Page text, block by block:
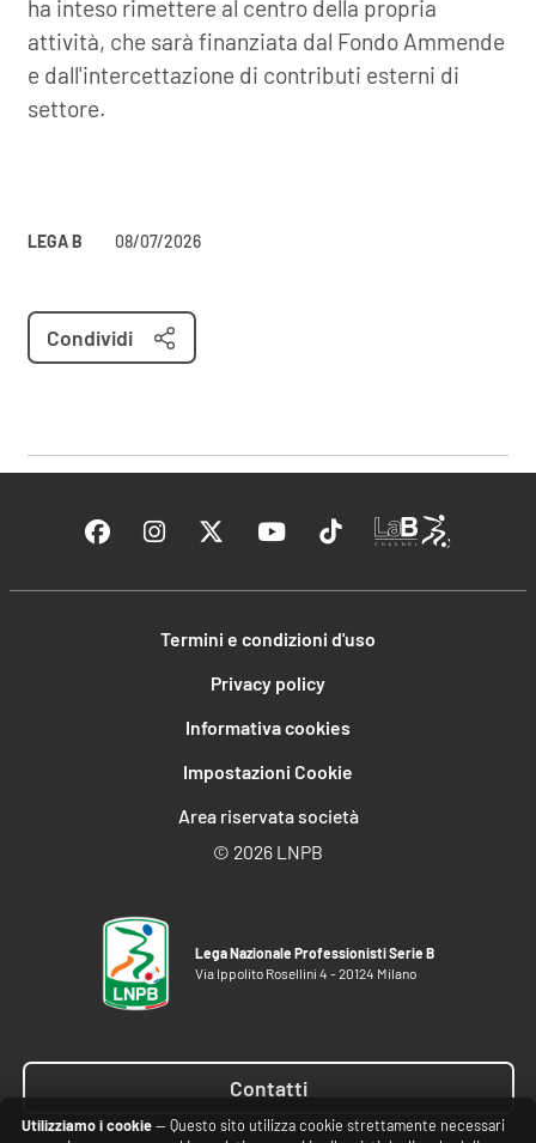
ha inteso rimettere al centro della propria
attività, che sarà finanziata dal Fondo Ammende
e dall'intercettazione di contributi esterni di
settore.
LEGA B 08/07/2026
Condividi
Termini e condizioni d'uso
Privacy policy
Informativa cookies
Impostazioni Cookie
Area riservata società
© 2026 LNPB
Lega Nazionale Professionisti Serie B
Via Ippolito Rosellini 4 - 20124 Milano
Contatti
Utilizziamo i cookie— Questo sito utilizza cookie strettamente necessari